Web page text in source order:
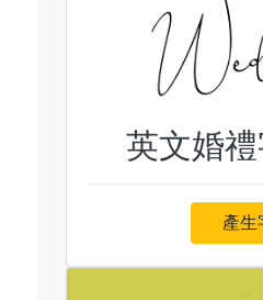
英文婚
產生